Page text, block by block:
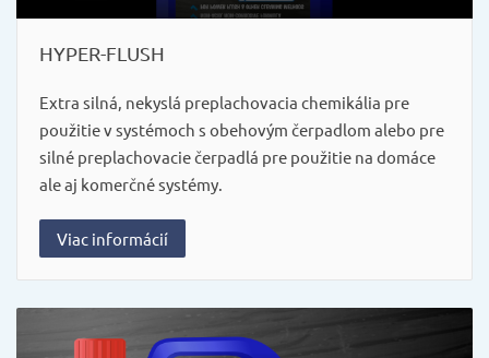
HYPER-FLUSH
Extra silná, nekyslá preplachovacia chemikália pre
použitie v systémoch s obehovým čerpadlom alebo pre
silné preplachovacie čerpadlá pre použitie na domáce
ale aj komerčné systémy.
Viac informácií